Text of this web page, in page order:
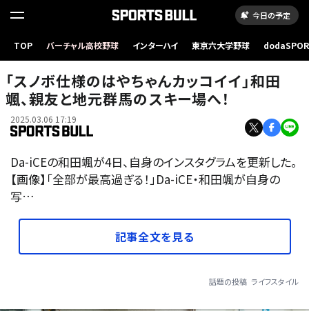
今日の予定
TOP バーチャル高校野球 インターハイ 東京六大学野球
「スノボ仕様のはやちゃんカッコイイ」和田
颯、親友と地元群馬のスキー場へ！
2025.03.06 17:19
Da-iCEの和田颯が4日、自身のインスタグラムを更新した。
【画像】「全部が最高過ぎる！」Da-iCE・和田颯が自身の
写…
記事全文を見る
話題の投稿 ライフスタイル